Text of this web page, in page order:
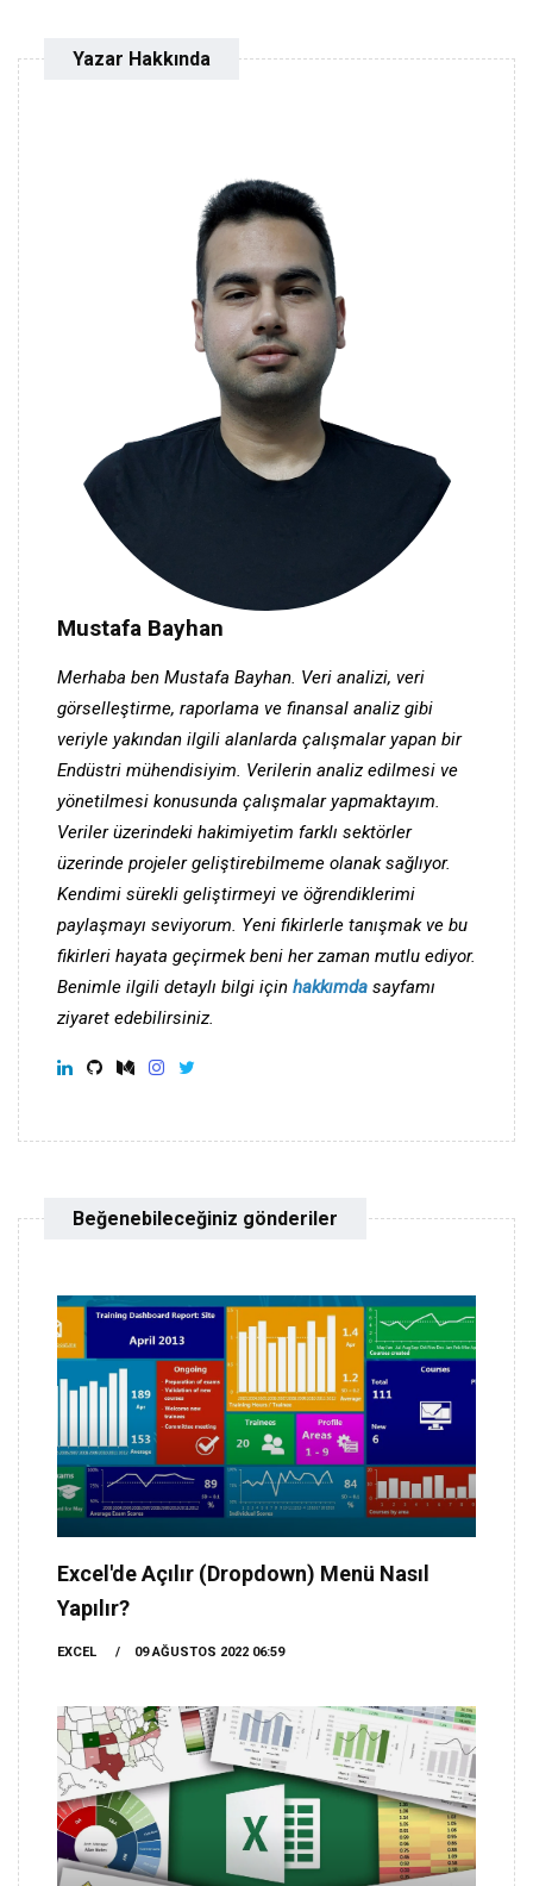
Yazar Hakkında
Mustafa Bayhan
Merhaba ben Mustafa Bayhan. Veri analizi, veri
görselleştirme, raporlama ve finansal analiz gibi
veriyle yakından ilgili alanlarda çalışmalar yapan bir
Endüstri mühendisiyim. Verilerin analiz edilmesi ve
yönetilmesi konusunda çalışmalar yapmaktayım.
Veriler üzerindeki hakimiyetim farklı sektörler
üzerinde projeler geliştirebilmeme olanak sağlıyor.
Kendimi sürekli geliştirmeyi ve öğrendiklerimi
paylaşmayı seviyorum. Yeni fikirlerle tanışmak ve bu
fikirleri hayata geçirmek beni her zaman mutlu ediyor.
Benimle ilgili detaylı bilgi için hakkımda sayfamı
ziyaret edebilirsiniz.
Beğenebileceğiniz gönderiler
Excel'de Açılır (Dropdown) Menü Nasıl
Yapılır?
EXCEL 09 AĞUSTOS 2022 06:59